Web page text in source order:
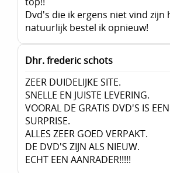
Dvd's die ik ergens niet vind zijn
natuurlijk bestel ik opnieuw!
Dhr. frederic schots
ZEER DUIDELIJKE SITE.
SNELLE EN JUISTE LEVERING.
VOORAL DE GRATIS DVD'S IS
SURPRISE.
ALLES ZEER GOED VERPAKT.
DE DVD'S ZIJN ALS NIEUW.
ECHT EEN AANRADER!!!!!